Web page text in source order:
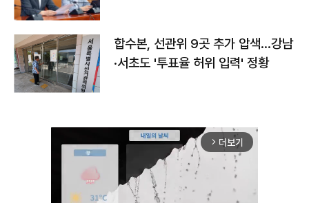
합수본, 선관위 9곳 추가 압색…강남
·서초도 '투표율 허위 입력' 정황
arrow_forward_ios 더보기